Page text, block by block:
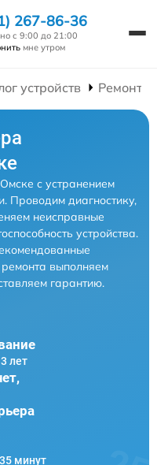
267-86-36
с 9:00 до 21:00
мне утром
устройств Ремонт
с устранением
Проводим диагностику,
неисправные
устройства.
ремонта выполняем
гарантию.
лет
минут